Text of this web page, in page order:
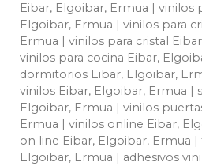
Eibar, Elgoibar, Ermua | vinilos
Elgoibar, Ermua | vinilos para
Ermua | vinilos para cristal
vinilos para cocina Eibar,
dormitorios Eibar, Elgoibar,
vinilos Eibar, Elgoibar, Ermua |
Elgoibar, Ermua | vinilos
Ermua | vinilos online Eibar,
on line Eibar, Elgoibar, Ermua
Elgoibar, Ermua | adhesivos